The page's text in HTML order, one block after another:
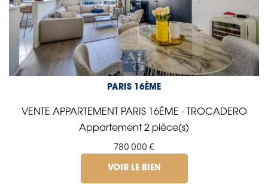
PARIS 16ÈME
VENTE APPARTEMENT PARIS 16ÈME - TROCADERO
Appartement 2 pièce(s)
780 000 €
VOIR LE BIEN